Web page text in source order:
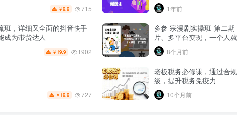
￥9.9 715 1年前
班，详细又全面的抖音快手
成为带货达人
￥ 19.9 1902
多参 宗漫剧实操班-第二
片、多平台变现，一个人
8个月前
￥ 19.9 727
老板税务必修课，通过合
级，提升税务免疫力
10个月前